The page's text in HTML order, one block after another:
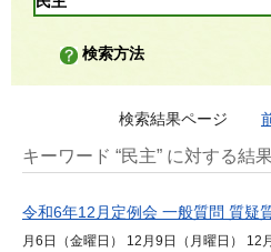
検索方法
検索結果ページ
キーワード “民主” に対する結
令和6年12月定例会 一般質問 質疑
月6日（金曜日） 12月9日（月曜日） 12